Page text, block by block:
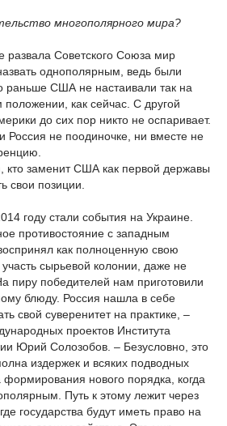
многополярного мира?
развала Советского Союза мир
однополярным, ведь были
раньше США не настаивали так на
как сейчас. С другой
до сих пор никто не оспаривает.
Россия не поодиночке, ни вместе не
кто заменит США как первой державы
свои позиции.
году стали события на Украине.
противостояние с западным
как полноценную свою
сырьевой колонии, даже не
пиру победителей нам приготовили
блюду. Россия нашла в себе
свой суверенитет на практике, –
проектов Института
Юрий Солозобов. – Безусловно, это
издержек и всяких подводных
нового порядка, когда
Путь к этому лежит через
государства будут иметь право на